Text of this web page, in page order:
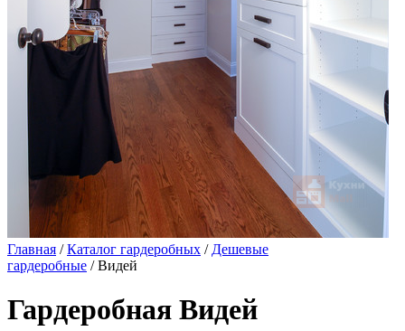
Главная /Каталог гардеробных / Дешевые
гардеробные / Видей
Гардеробная Видей